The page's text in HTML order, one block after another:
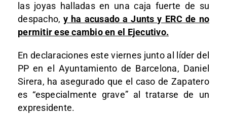
las joyas halladas en una caja fuerte de su
despacho,y ha acusado a Junts y ERC de no
permitir ese cambio en el Ejecutivo.
En declaraciones este viernes junto al líder del
PP en el Ayuntamiento de Barcelona, Daniel
Sirera, ha asegurado que el caso de Zapatero
es “especialmente grave” al tratarse de un
expresidente.